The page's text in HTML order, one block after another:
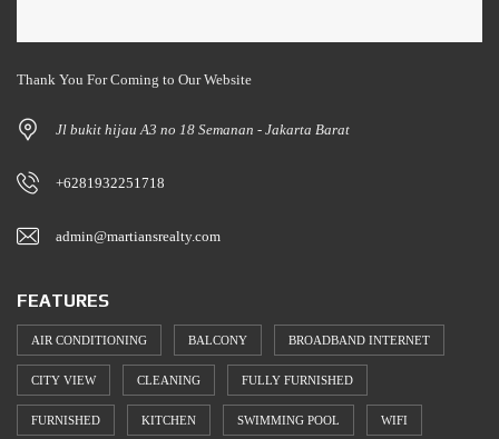
Thank You For Coming to Our Website
Jl bukit hijau A3 no 18 Semanan - Jakarta Barat
+6281932251718
admin@martiansrealty.com
FEATURES
AIR CONDITIONING BALCONY BROADBAND INTERNET
CITY VIEW CLEANING FULLY FURNISHED
FURNISHED KITCHEN SWIMMING POOL WIFI